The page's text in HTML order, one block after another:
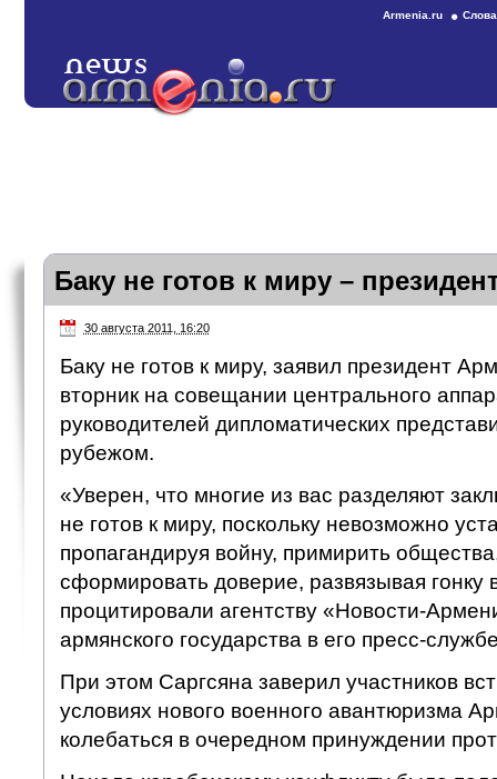
Armenia.ru
Баку не готов к миру –
30 августа 2011, 16:20
Баку не готов к миру, заявил президент
вторник на совещании центрального
руководителей дипломатических
рубежом.
«Уверен, что многие из вас разделяют
не готов к миру, поскольку невозможно
пропагандируя войну, примирить
сформировать доверие, развязывая
процитировали агентству «Новости-
армянского государства в его пресс-
При этом Саргсяна заверил участников
условиях нового военного авантюризма
колебаться в очередном принуждении